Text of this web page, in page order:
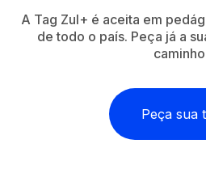
A Tag Zul+ é aceita em
de todo o país. Peça já a
Peça sua